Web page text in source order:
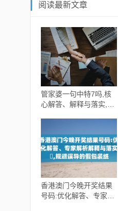
阅读最新文章
管家婆一句中特7吗,核
心解答、解释与落实,远
香港澳门今晚开奖结果
号码:优化解答、专家解